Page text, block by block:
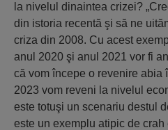
la nivelul dinaintea crizei?
din istoria recentă şi să ne
criza din 2008. Cu acest
anul 2020 şi anul 2021 vor fi
că vom începe o revenire abia
2023 vom reveni la nivelul
este totuşi un scenariu destul
este un exemplu atipic de